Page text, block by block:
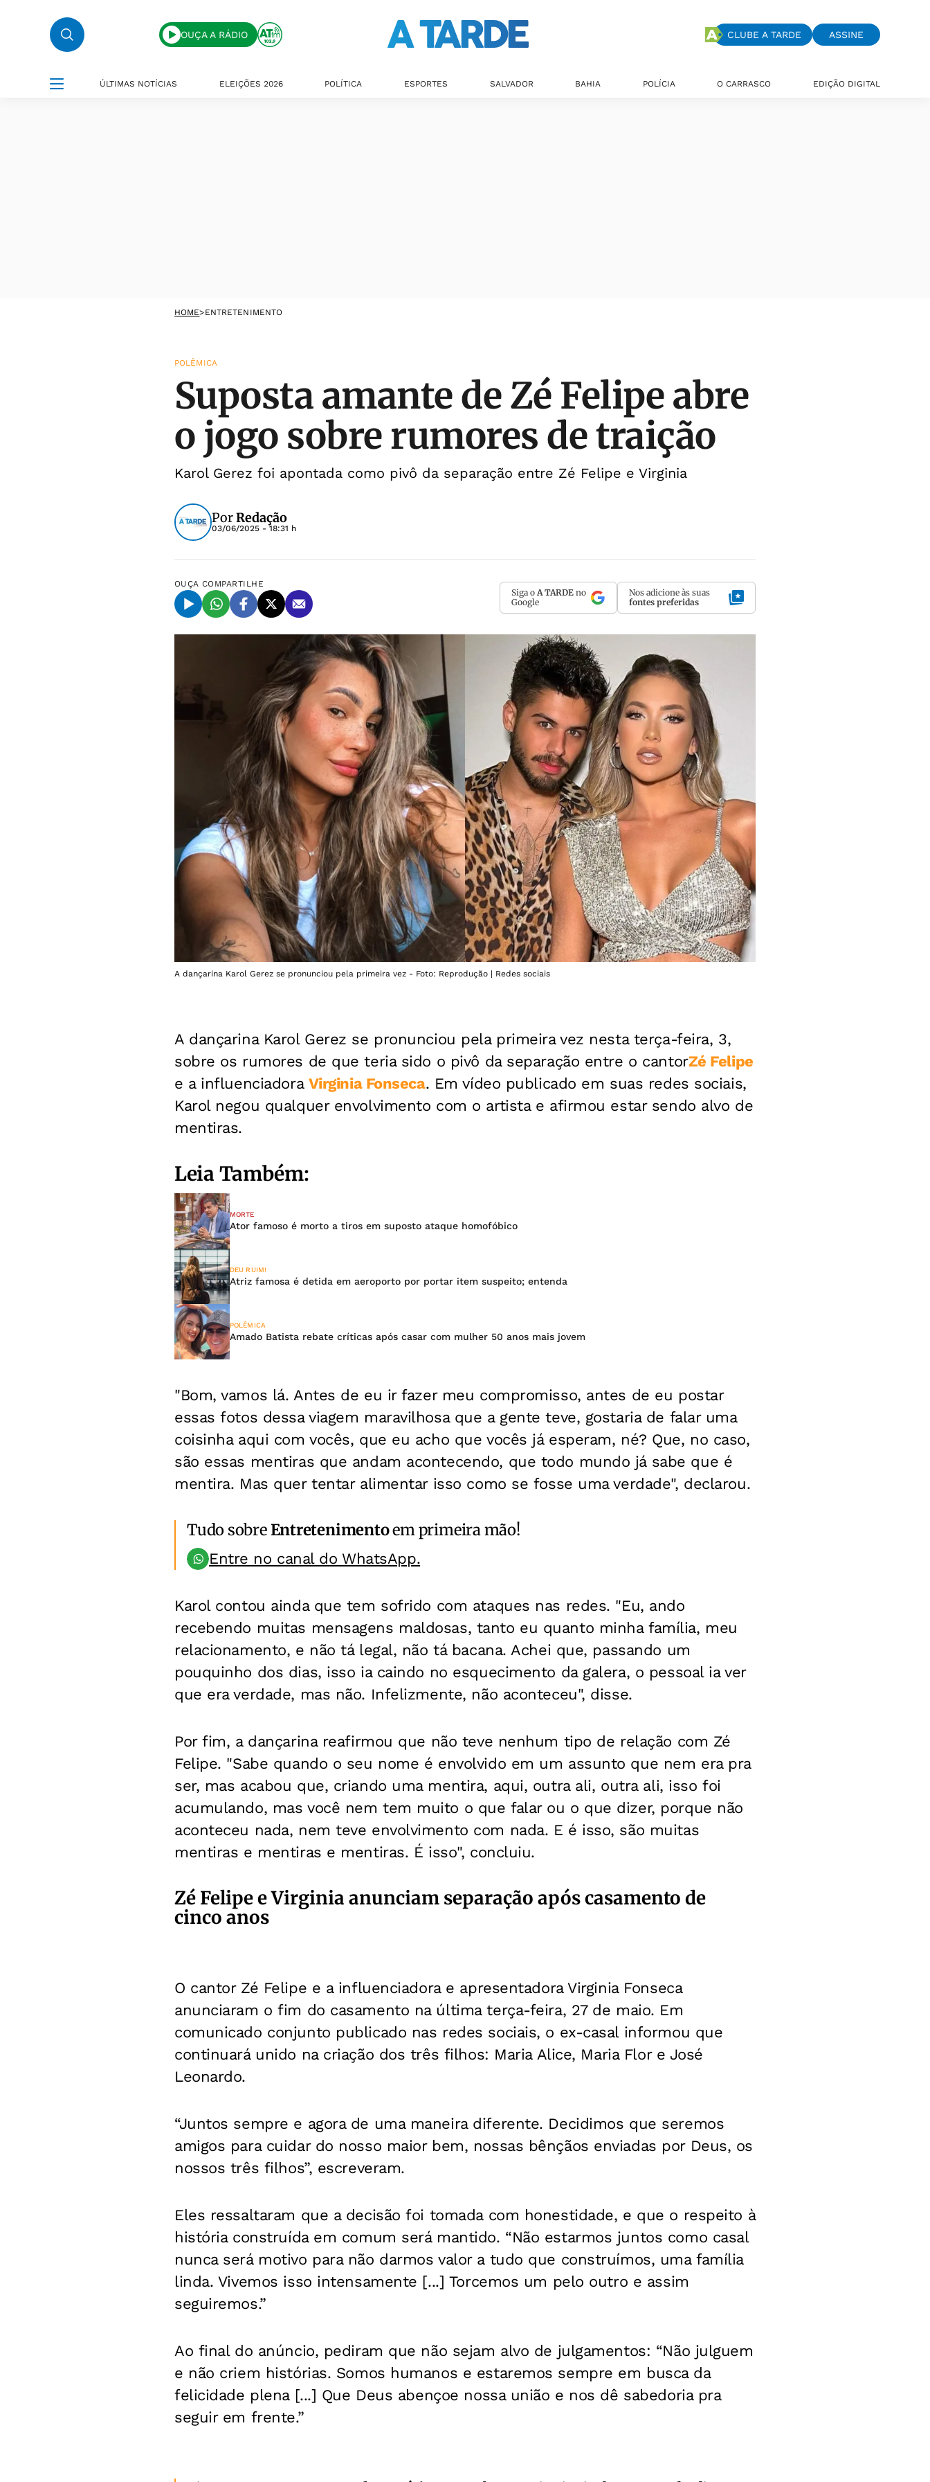
OUÇA A RÁDIO CLUBE A TARDE ASSINE
ÚLTIMAS NOTÍCIAS ELEIÇÕES 2026 POLÍTICA ESPORTES SALVADOR BAHIA POLÍCIA O CARRASCO EDIÇÃO DIGITAL
HOME>ENTRETENIMENTO
POLÊMICA
Suposta amante de Zé Felipe abre
o jogo sobre rumores de traição
Karol Gerez foi apontada como pivô da separação entre Zé Felipe e Virginia
PorRedação
03/06/2025 - 18:31 h
OUÇA COMPARTILHE
Siga o A TARDE no
Google
Nos adicione às suas
fontes preferidas
A dançarina Karol Gerez se pronunciou pela primeira vez - Foto: Reprodução | Redes sociais
A dançarina Karol Gerez se pronunciou pela primeira vez nesta terça-feira, 3,
sobre os rumores de que teria sido o pivô da separação entre o cantorZé Felipe
e a influenciadora Virginia Fonseca. Em vídeo publicado em suas redes sociais,
Karol negou qualquer envolvimento com o artista e afirmou estar sendo alvo de
mentiras.
Leia Também:
MORTE
Ator famoso é morto a tiros em suposto ataque homofóbico
DEU RUIM!
Atriz famosa é detida em aeroporto por portar item suspeito; entenda
POLÊMICA
Amado Batista rebate críticas após casar com mulher 50 anos mais jovem
"Bom, vamos lá. Antes de eu ir fazer meu compromisso, antes de eu postar
essas fotos dessa viagem maravilhosa que a gente teve, gostaria de falar uma
coisinha aqui com vocês, que eu acho que vocês já esperam, né? Que, no caso,
são essas mentiras que andam acontecendo, que todo mundo já sabe que é
mentira. Mas quer tentar alimentar isso como se fosse uma verdade", declarou.
Tudo sobreEntretenimentoem primeira mão!
Entre no canal do WhatsApp.
Karol contou ainda que tem sofrido com ataques nas redes. "Eu, ando
recebendo muitas mensagens maldosas, tanto eu quanto minha família, meu
relacionamento, e não tá legal, não tá bacana. Achei que, passando um
pouquinho dos dias, isso ia caindo no esquecimento da galera, o pessoal ia ver
que era verdade, mas não. Infelizmente, não aconteceu", disse.
Por fim, a dançarina reafirmou que não teve nenhum tipo de relação com Zé
Felipe. "Sabe quando o seu nome é envolvido em um assunto que nem era pra
ser, mas acabou que, criando uma mentira, aqui, outra ali, outra ali, isso foi
acumulando, mas você nem tem muito o que falar ou o que dizer, porque não
aconteceu nada, nem teve envolvimento com nada. E é isso, são muitas
mentiras e mentiras e mentiras. É isso", concluiu.
Zé Felipe e Virginia anunciam separação após casamento de
cinco anos
O cantor Zé Felipe e a influenciadora e apresentadora Virginia Fonseca
anunciaram o fim do casamento na última terça-feira, 27 de maio. Em
comunicado conjunto publicado nas redes sociais, o ex-casal informou que
continuará unido na criação dos três filhos: Maria Alice, Maria Flor e José
Leonardo.
“Juntos sempre e agora de uma maneira diferente. Decidimos que seremos
amigos para cuidar do nosso maior bem, nossas bênçãos enviadas por Deus, os
nossos três filhos”, escreveram.
Eles ressaltaram que a decisão foi tomada com honestidade, e que o respeito à
história construída em comum será mantido. “Não estarmos juntos como casal
nunca será motivo para não darmos valor a tudo que construímos, uma família
linda. Vivemos isso intensamente [...] Torcemos um pelo outro e assim
seguiremos.”
Ao final do anúncio, pediram que não sejam alvo de julgamentos: “Não julguem
e não criem histórias. Somos humanos e estaremos sempre em busca da
felicidade plena [...] Que Deus abençoe nossa união e nos dê sabedoria pra
seguir em frente.”